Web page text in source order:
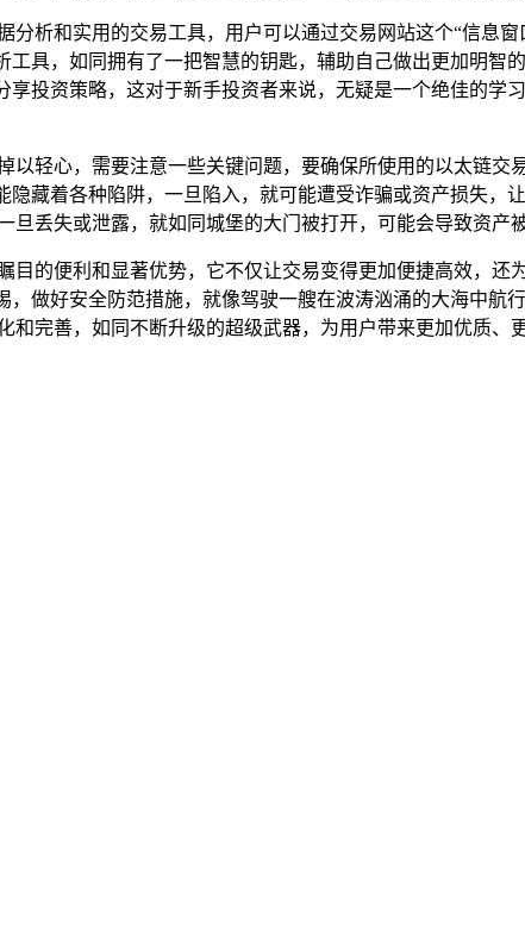
析和实用的交易工具，用户可以通过交易网站这个“信息
具，如同拥有了一把智慧的钥匙，辅助自己做出更加明智
投资策略，这对于新手投资者来说，无疑是一个绝佳的学
轻心，需要注意一些关键问题，要确保所使用的以太链
藏着各种陷阱，一旦陷入，就可能遭受诈骗或资产损失，
丢失或泄露，就如同城堡的大门被打开，可能会导致资产
的便利和显著优势，它不仅让交易变得更加便捷高效，
做好安全防范措施，就像驾驶一艘在波涛汹涌的大海中航
完善，如同不断升级的超级武器，为用户带来更加优质